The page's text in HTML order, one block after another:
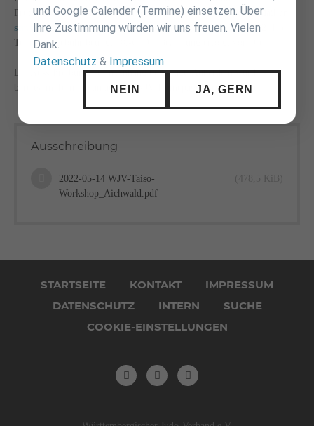
Prüfungswesen anerkannt.Anmeldungenbitteformlos per E-Mail an
service@wjv.de.AnmeldeschlussistSonntag, der 08. Mai 2022
Teilnahmegebühr beträgt 10,-€. Die Bezahlung erfolgt vor Ort.
Die Ausschreibung ist im Anhang beigefügt. Außerdem wurde sie
bereits im Terminplan auf der WJV-Homepage veröffentlicht.
Ausschreibung
2022-05-14 WJV-Taiso-
Workshop_Aichwald.pdf
(478,5 KiB)
überspringenSTARTSEITE KONTAKT
IMPRESSUM
DATENSCHUTZ
INTERN
SUCHE
COOKIE-EINSTELLUNGEN
und Google Calender (Termine) einsetzen. Über
Ihre Zustimmung würden wir uns freuen. Vielen
Dank.
Datenschutz & Impressum
NEIN JA, GERN